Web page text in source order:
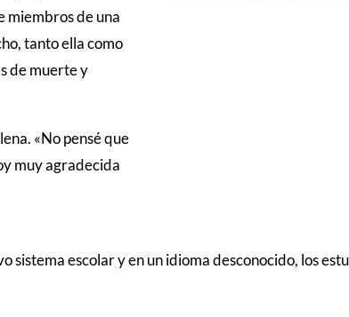
miembros de una
tanto ella como
de muerte y
«No pensé que
muy agradecida
sistema escolar y en un idioma desconocido, los